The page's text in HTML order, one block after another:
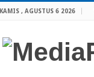
KAMIS , AGUSTUS 6 2026